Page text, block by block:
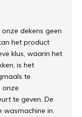
dekens geen
het product
klus, waarin het
is het
te
onze
te geven. De
wasmachine in.